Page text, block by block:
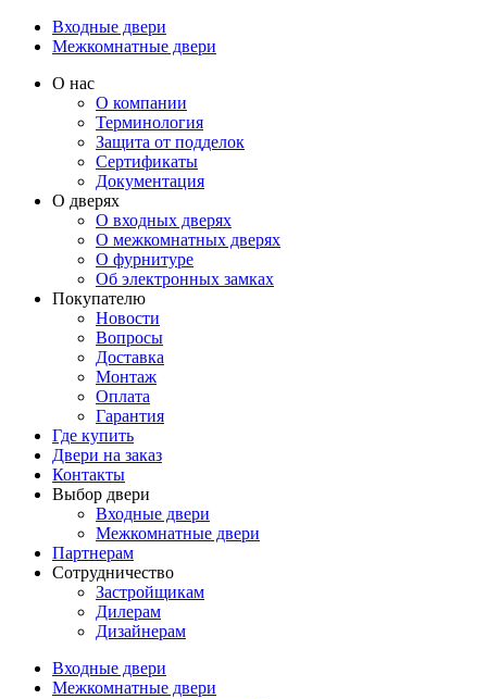
Входные двери
Межкомнатные двери
О нас
О компании
Терминология
Защита от подделок
Сертификаты
Документация
О дверях
О входных дверях
О межкомнатных дверях
О фурнитуре
Об электронных замках
Покупателю
Новости
Вопросы
Доставка
Монтаж
Оплата
Гарантия
Где купить
Двери на заказ
Контакты
Выбор двери
Входные двери
Межкомнатные двери
Партнерам
Сотрудничество
Застройщикам
Дилерам
Дизайнерам
Входные двери
Межкомнатные двери